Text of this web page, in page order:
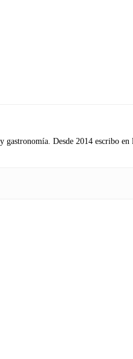
Desde 2014 escribo en